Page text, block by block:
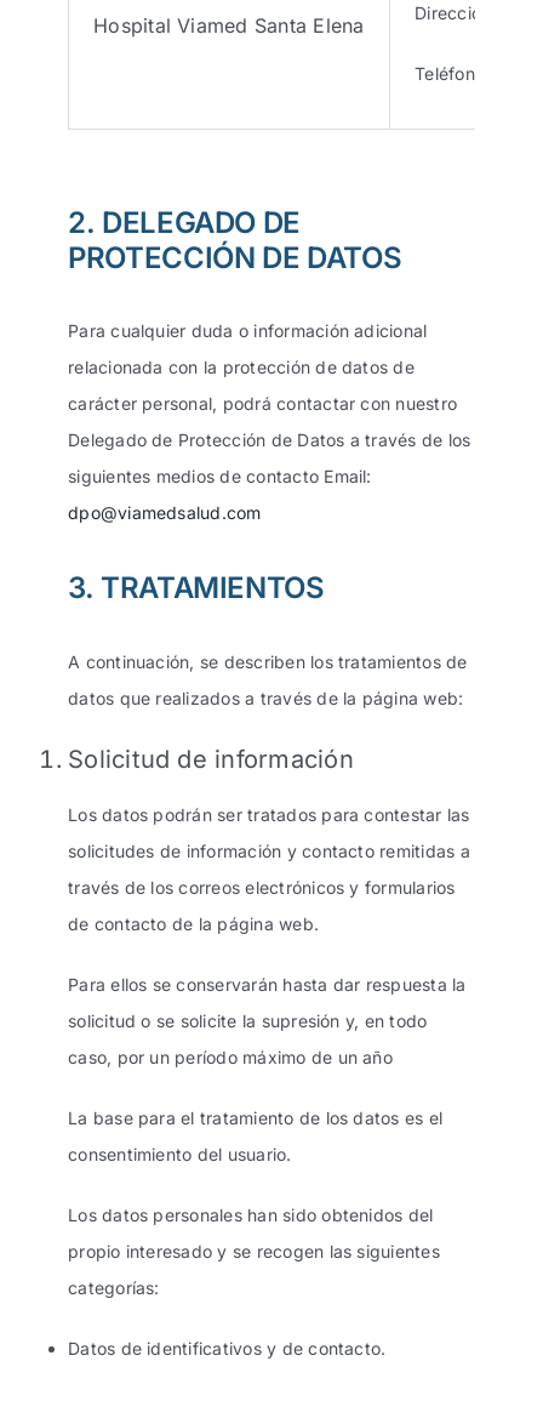
Hospital Viamed Santa Elena
Dirección
Teléfono: 914
2. DELEGADO DE
PROTECCIÓN DE DATOS
Para cualquier duda o información adicional
relacionada con la protección de datos de
carácter personal, podrá contactar con nuestro
Delegado de Protección de Datos a través de los
siguientes medios de contacto Email:
dpo@viamedsalud.com
3. TRATAMIENTOS
A continuación, se describen los tratamientos de
datos que realizados a través de la página web:
Solicitud de información
Los datos podrán ser tratados para contestar las
solicitudes de información y contacto remitidas a
través de los correos electrónicos y formularios
de contacto de la página web.
Para ellos se conservarán hasta dar respuesta la
solicitud o se solicite la supresión y, en todo
caso, por un período máximo de un año
La base para el tratamiento de los datos es el
consentimiento del usuario.
Los datos personales han sido obtenidos del
propio interesado y se recogen las siguientes
categorías:
Datos de identificativos y de contacto.